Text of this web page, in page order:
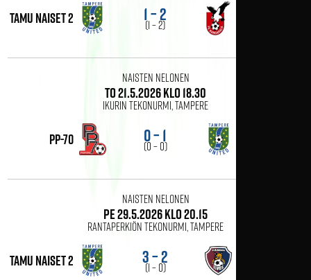
tamu naiset 2 1 – 2
(1 – 2)
Naisten Nelonen
to 21.5.2026 klo 18.30
Ikurin tekonurmi, Tampere
PP-70 0 – 1
(0 – 0)
Naisten Nelonen
pe 29.5.2026 klo 20.15
Rantaperkiön tekonurmi, Tampere
tamu naiset 2 3 – 2
(1 – 0)